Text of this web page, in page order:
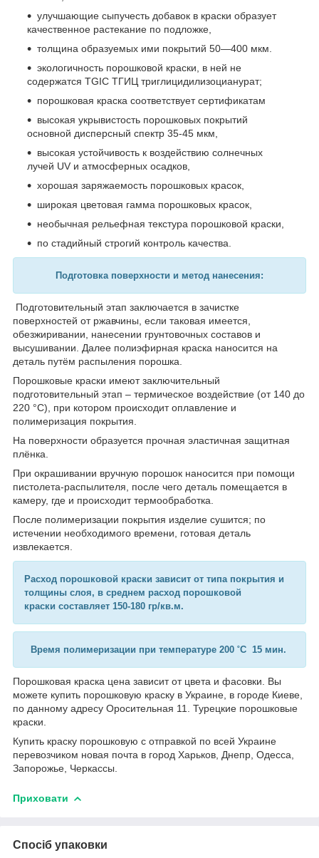
улучшающие сыпучесть добавок в краски образует
качественное растекание по подложке,
толщина образуемых ими покрытий 50—400 мкм.
экологичность порошковой краски, в ней не
содержатся TGIC ТГИЦ триглицидилизоцианурат;
порошковая краска соответствует сертификатам
высокая укрывистость порошковых покрытий
основной дисперсный спектр 35-45 мкм,
высокая устойчивость к воздействию солнечных
лучей UV и атмосферных осадков,
хорошая заряжаемость порошковых красок,
широкая цветовая гамма порошковых красок,
необычная рельефная текстура порошковой краски,
по стадийный строгий контроль качества.
Подготовка поверхности и метод нанесения:
Подготовительный этап заключается в зачистке
поверхностей от ржавчины, если таковая имеется,
обезжиривании, нанесении грунтовочных составов и
высушивании. Далее полиэфирная краска наносится на
деталь путём распыления порошка.
Порошковые краски имеют заключительный
подготовительный этап – термическое воздействие (от 140 до
220 °С), при котором происходит оплавление и
полимеризация покрытия.
На поверхности образуется прочная эластичная защитная
плёнка.
При окрашивании вручную порошок наносится при помощи
пистолета-распылителя, после чего деталь помещается в
камеру, где и происходит термообработка.
После полимеризации покрытия изделие сушится; по
истечении необходимого времени, готовая деталь
извлекается.
Расход порошковой краски зависит от типа покрытия и
толщины слоя, в среднем расход порошковой
краски составляет 150-180 гр/кв.м.
Время полимеризации при температуре 200 ˚C 15 мин.
Порошковая краска цена зависит от цвета и фасовки. Вы
можете купить порошковую краску в Украине, в городе Киеве,
по данному адресу Оросительная 11. Турецкие порошковые
краски.
Купить краску порошковую с отправкой по всей Украине
перевозчиком новая почта в город Харьков, Днепр, Одесса,
Запорожье, Черкассы.
Приховати
Спосіб упаковки